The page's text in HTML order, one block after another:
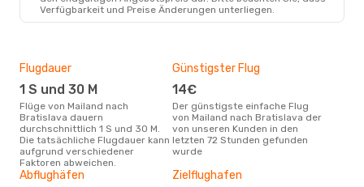
Verfügbarkeit und Preise Änderungen unterliegen.
Flugdauer
1 S und 30 M
Flüge von Mailand nach
Bratislava dauern
durchschnittlich 1 S und 30 M.
Die tatsächliche Flugdauer kann
aufgrund verschiedener
Faktoren abweichen.
Günstigster Flug
14€
Der günstigste einfache Flug
von Mailand nach Bratislava der
von unseren Kunden in den
letzten 72 Stunden gefunden
wurde
Abflughäfen Zielflughafen